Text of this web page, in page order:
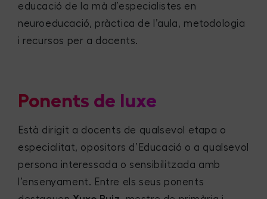
educació de la mà d’especialistes en
neuroeducació, pràctica de l’aula, metodologia
i recursos per a docents.
Ponents de luxe
Està dirigit a docents de qualsevol etapa o
especialitat, opositors d’Educació o a qualsevol
persona interessada o sensibilitzada amb
l’ensenyament. Entre els seus ponents